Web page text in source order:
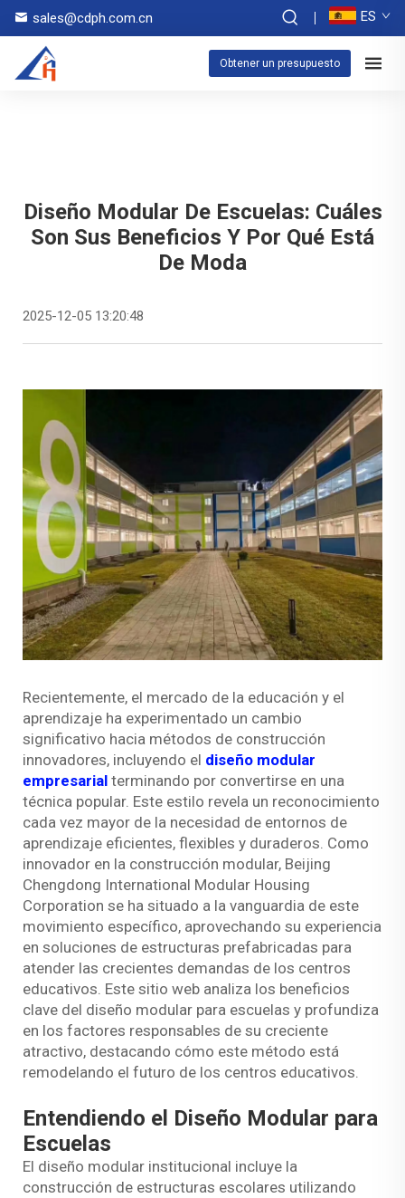
sales@cdph.com.cn ES
Obtener un presupuesto
Diseño Modular De Escuelas: Cuáles
Son Sus Beneficios Y Por Qué Está
De Moda
2025-12-05 13:20:48
Recientemente, el mercado de la educación y el
aprendizaje ha experimentado un cambio
significativo hacia métodos de construcción
innovadores, incluyendo el diseño modular
empresarial terminando por convertirse en una
técnica popular. Este estilo revela un reconocimiento
cada vez mayor de la necesidad de entornos de
aprendizaje eficientes, flexibles y duraderos. Como
innovador en la construcción modular, Beijing
Chengdong International Modular Housing
Corporation se ha situado a la vanguardia de este
movimiento específico, aprovechando su experiencia
en soluciones de estructuras prefabricadas para
atender las crecientes demandas de los centros
educativos. Este sitio web analiza los beneficios
clave del diseño modular para escuelas y profundiza
en los factores responsables de su creciente
atractivo, destacando cómo este método está
remodelando el futuro de los centros educativos.
Entendiendo el Diseño Modular para
Escuelas
El diseño modular institucional incluye la
construcción de estructuras escolares utilizando